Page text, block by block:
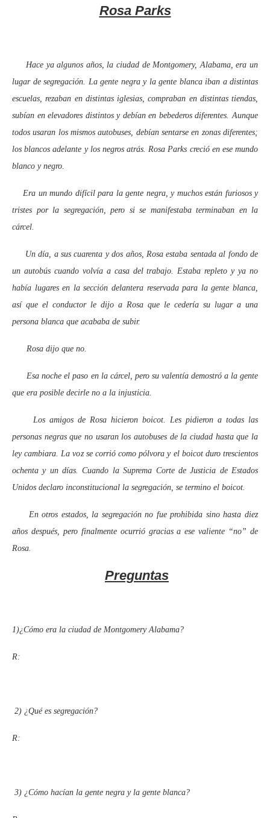
Rosa Parks
Hace ya algunos años, la ciudad de Montgomery, Alabama, era un
lugar de segregación. La gente negra y la gente blanca iban a distintas
escuelas, rezaban en distintas iglesias, compraban en distintas tiendas,
subían en elevadores distintos y debían en bebederos diferentes. Aunque
todos usaran los mismos autobuses, debían sentarse en zonas diferentes;
los blancos adelante y los negros atrás. Rosa Parks creció en ese mundo
blanco y negro.
Era un mundo difícil para la gente negra, y muchos están furiosos y
tristes por la segregación, pero si se manifestaba terminaban en la
cárcel.
Un día, a sus cuarenta y dos años, Rosa estaba sentada al fondo de
un autobús cuando volvía a casa del trabajo. Estaba repleto y ya no
había lugares en la sección delantera reservada para la gente blanca,
así que el conductor le dijo a Rosa que le cedería su lugar a una
persona blanca que acababa de subir.
Rosa dijo que no.
Esa noche el paso en la cárcel, pero su valentía demostró a la gente
que era posible decirle no a la injusticia.
Los amigos de Rosa hicieron boicot. Les pidieron a todas las
personas negras que no usaran los autobuses de la ciudad hasta que la
ley cambiara. La voz se corrió como pólvora y el boicot duro trescientos
ochenta y un días. Cuando la Suprema Corte de Justicia de Estados
Unidos declaro inconstitucional la segregación, se termino el boicot.
En otros estados, la segregación no fue prohibida sino hasta diez
años después, pero finalmente ocurrió gracias a ese valiente “no” de
Rosa.
Preguntas
1)¿Cómo era la ciudad de Montgomery Alabama?
R:
2) ¿Qué es segregación?
R:
3) ¿Cómo hacían la gente negra y la gente blanca?